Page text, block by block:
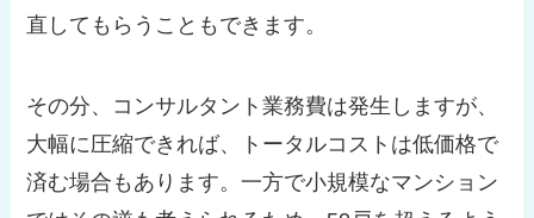
直してもらうこともできます。
その分、コンサルタント業務費は発生しますが、
大幅に圧縮できれば、トータルコストは低価格で
済む場合もあります。一方で小規模なマンション